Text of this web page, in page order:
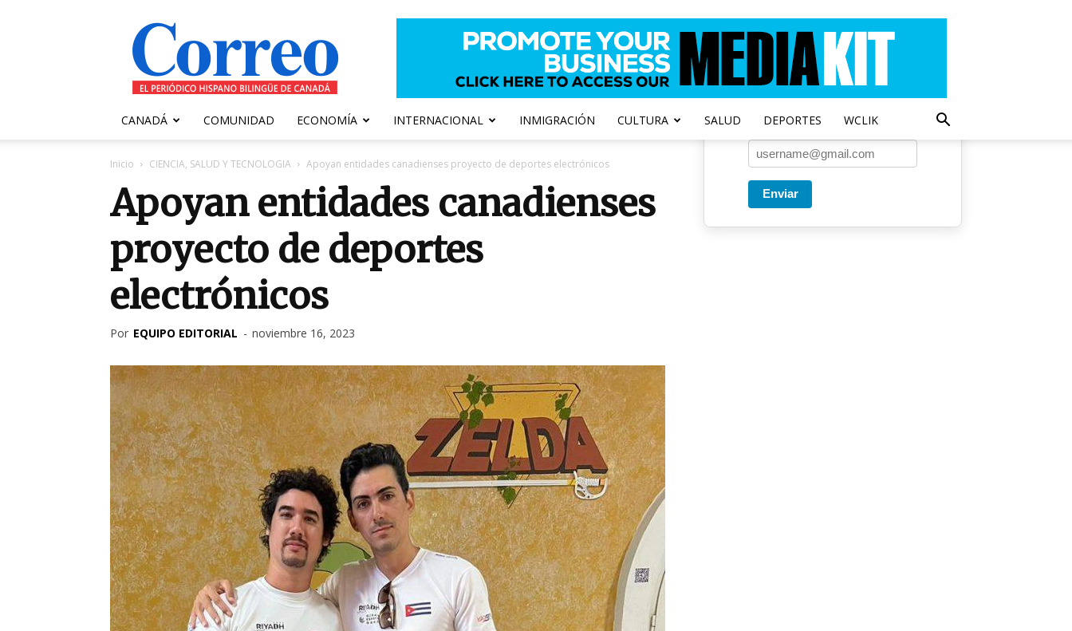
Correo
Canadiense
CANADÁ COMUNIDAD ECONOMÍA INTERNACIONAL INMIGRACIÓN CULTURA SALUD DEPORTES WCLIK
Inicio CIENCIA, SALUD Y TECNOLOGIA Apoyan entidades canadienses proyecto de deportes electrónicos
Apoyan entidades canadienses
proyecto de deportes
electrónicos
Por EQUIPO EDITORIAL - noviembre 16, 2023
Una vez a la semana enviamos
Enviar
Entregado por SendPulse